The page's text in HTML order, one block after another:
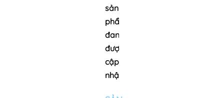
sản
phẩm
đang
được
cập
nhật